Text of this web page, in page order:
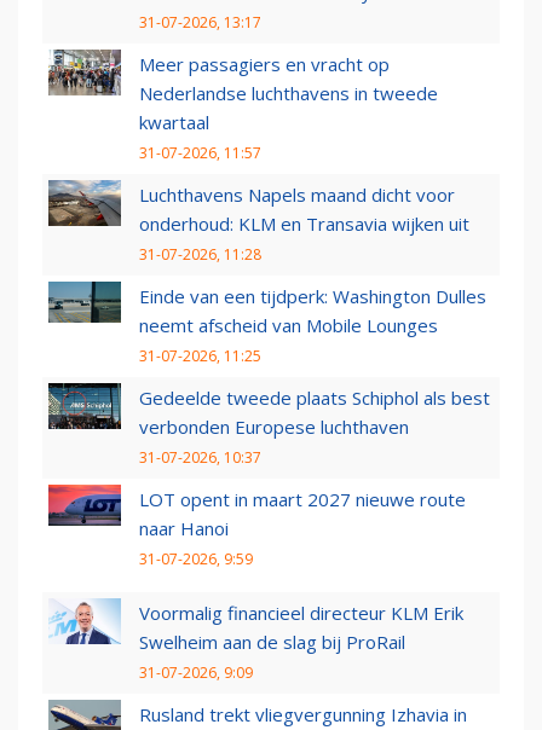
31-07-2026, 13:17
Meer passagiers en vracht op
Nederlandse luchthavens in tweede
kwartaal
31-07-2026, 11:57
Luchthavens Napels maand dicht voor
onderhoud: KLM en Transavia wijken uit
31-07-2026, 11:28
Einde van een tijdperk: Washington Dulles
neemt afscheid van Mobile Lounges
31-07-2026, 11:25
Gedeelde tweede plaats Schiphol als best
verbonden Europese luchthaven
31-07-2026, 10:37
LOT opent in maart 2027 nieuwe route
naar Hanoi
31-07-2026, 9:59
Voormalig financieel directeur KLM Erik
Swelheim aan de slag bij ProRail
31-07-2026, 9:09
Rusland trekt vliegvergunning Izhavia in